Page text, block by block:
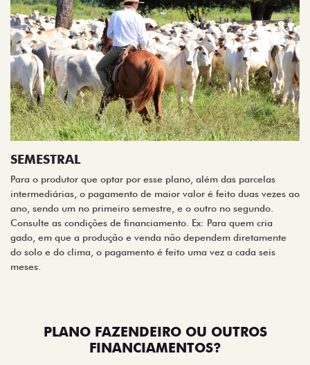
SEMESTRAL
Para o produtor que optar por esse plano, além das parcelas
intermediárias, o pagamento de maior valor é feito duas vezes ao
ano, sendo um no primeiro semestre, e o outro no segundo.
Consulte as condições de financiamento. Ex: Para quem cria
gado, em que a produção e venda não dependem diretamente
do solo e do clima, o pagamento é feito uma vez a cada seis
meses.
PLANO FAZENDEIRO OU OUTROS
FINANCIAMENTOS?